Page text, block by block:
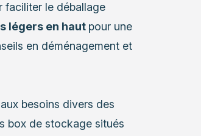
faciliter le déballage
légers en haut pour une
en déménagement et
besoins divers des
box de stockage situés